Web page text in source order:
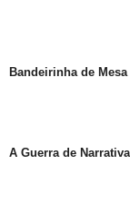
Bandeirinha de Mesa
A Guerra de